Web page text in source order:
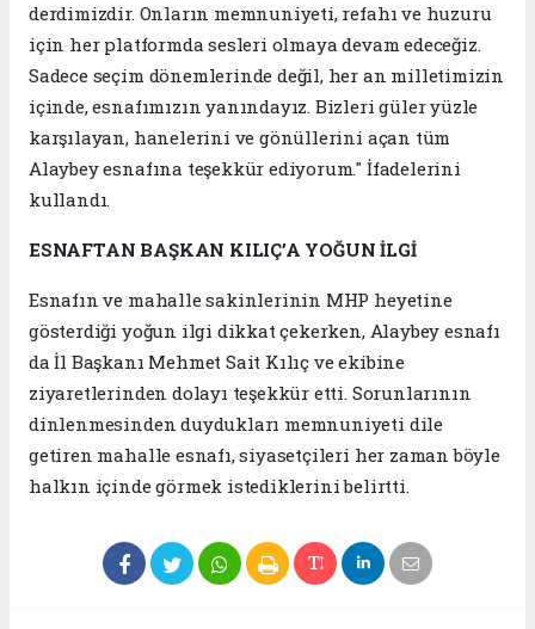
derdimizdir. Onların memnuniyeti, refahı ve huzuru
için her platformda sesleri olmaya devam edeceğiz.
Sadece seçim dönemlerinde değil, her an milletimizin
içinde, esnafımızın yanındayız. Bizleri güler yüzle
karşılayan, hanelerini ve gönüllerini açan tüm
Alaybey esnafına teşekkür ediyorum." İfadelerini
kullandı.
ESNAFTAN BAŞKAN KILIÇ’A YOĞUN İLGİ
Esnafın ve mahalle sakinlerinin MHP heyetine
gösterdiği yoğun ilgi dikkat çekerken, Alaybey esnafı
da İl Başkanı Mehmet Sait Kılıç ve ekibine
ziyaretlerinden dolayı teşekkür etti. Sorunlarının
dinlenmesinden duydukları memnuniyeti dile
getiren mahalle esnafı, siyasetçileri her zaman böyle
halkın içinde görmek istediklerini belirtti.